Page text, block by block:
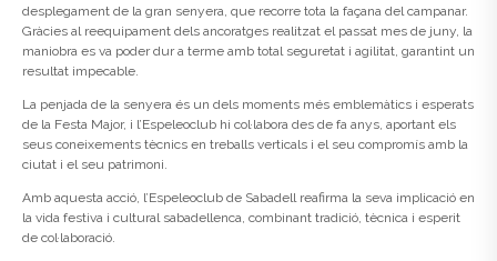
desplegament de la gran senyera, que recorre tota la façana del campanar.
Gràcies al reequipament dels ancoratges realitzat el passat mes de juny, la
maniobra es va poder dur a terme amb total seguretat i agilitat, garantint un
resultat impecable.
La penjada de la senyera és un dels moments més emblemàtics i esperats
de la Festa Major, i l’Espeleoclub hi col·labora des de fa anys, aportant els
seus coneixements tècnics en treballs verticals i el seu compromís amb la
ciutat i el seu patrimoni.
Amb aquesta acció, l’Espeleoclub de Sabadell reafirma la seva implicació en
la vida festiva i cultural sabadellenca, combinant tradició, tècnica i esperit
de col·laboració.